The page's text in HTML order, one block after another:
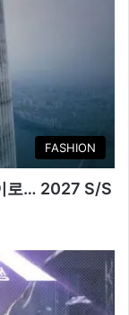
FASHION
로… 2027 S/S